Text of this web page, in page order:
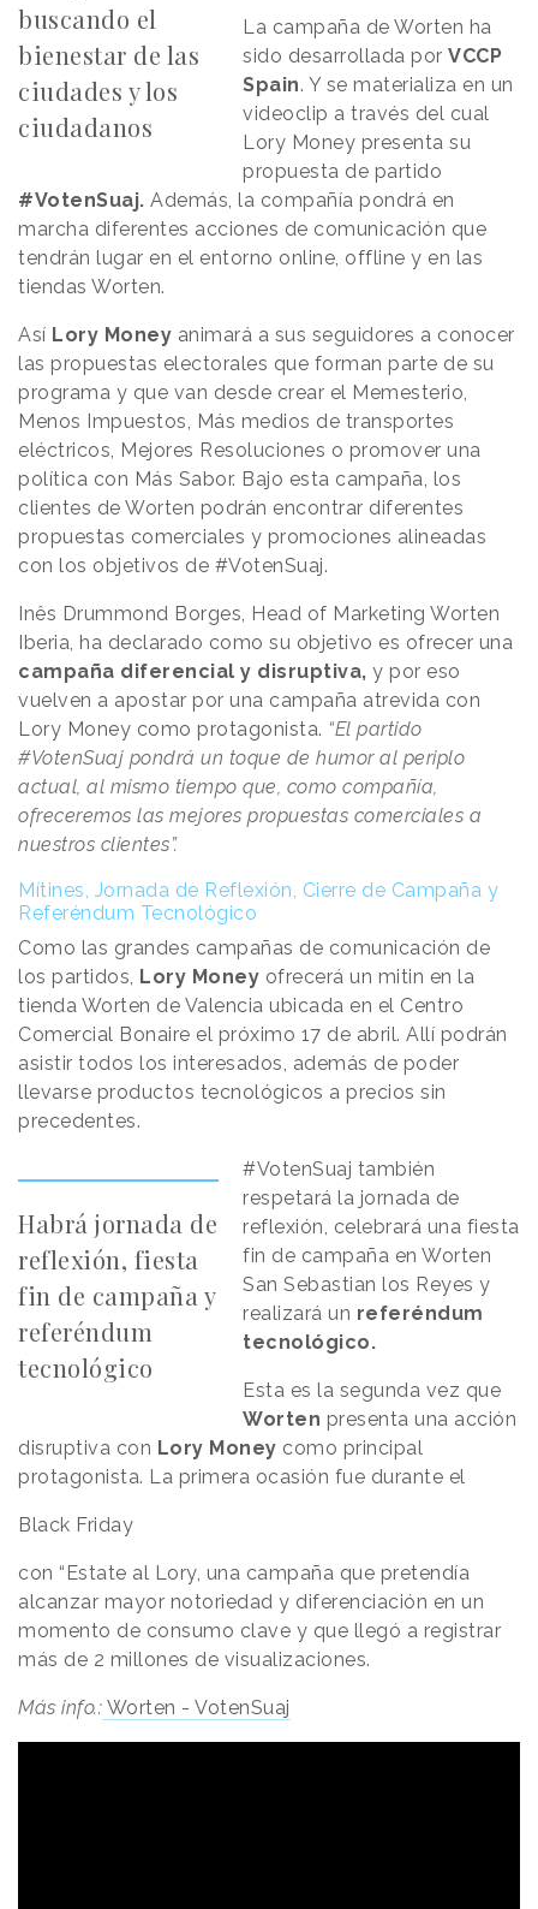
buscando el
bienestar de las
ciudades y los
ciudadanos
La campaña de Worten ha
sido desarrollada porVCCP
Spain. Y se materializa en un
videoclip a través del cual
Lory Money presenta su
propuesta de partido
#VotenSuaj. Además, la compañía pondrá en
marcha diferentes acciones de comunicación que
tendrán lugar en el entorno online, offline y en las
tiendas Worten.
Así Lory Money animará a sus seguidores a conocer
las propuestas electorales que forman parte de su
programa y que van desde crear el Memesterio,
Menos Impuestos, Más medios de transportes
eléctricos, Mejores Resoluciones o promover una
política con Más Sabor. Bajo esta campaña, los
clientes de Worten podrán encontrar diferentes
propuestas comerciales y promociones alineadas
con los objetivos de #VotenSuaj.
Inês Drummond Borges, Head of Marketing Worten
Iberia, ha declarado como su objetivo es ofrecer una
campaña diferencial y disruptiva, y por eso
vuelven a apostar por una campaña atrevida con
Lory Money como protagonista. “El partido
#VotenSuaj pondrá un toque de humor al periplo
actual, al mismo tiempo que, como compañía,
ofreceremos las mejores propuestas comerciales a
nuestros clientes”.
Mítines, Jornada de Reflexión, Cierre de Campaña y
Referéndum Tecnológico
Como las grandes campañas de comunicación de
los partidos, Lory Money ofrecerá un mitin en la
tienda Worten de Valencia ubicada en el Centro
Comercial Bonaire el próximo 17 de abril. Allí podrán
asistir todos los interesados, además de poder
llevarse productos tecnológicos a precios sin
precedentes.
Habrá jornada de
reflexión, fiesta
fin de campaña y
referéndum
tecnológico
#VotenSuaj también
respetará la jornada de
reflexión, celebrará una fiesta
fin de campaña en Worten
San Sebastian los Reyes y
realizará un referéndum
tecnológico.
Esta es la segunda vez que
Worten presenta una acción
disruptiva con Lory Money como principal
protagonista. La primera ocasión fue durante el
Black Friday
con “Estate al Lory, una campaña que pretendía
alcanzar mayor notoriedad y diferenciación en un
momento de consumo clave y que llegó a registrar
más de 2 millones de visualizaciones.
Más info.: Worten - VotenSuaj